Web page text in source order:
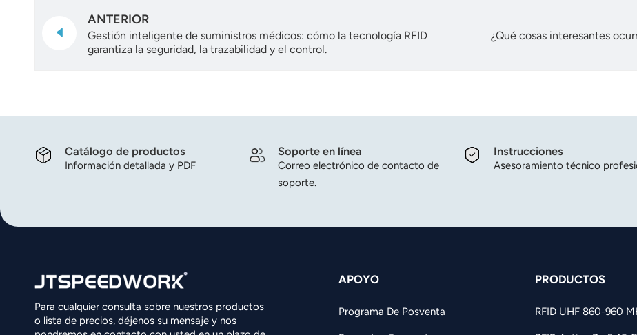
ANTERIOR
Gestión inteligente de suministros médicos: cómo la tecnología RFID
garantiza la seguridad, la trazabilidad y el control.
¿Qué cosas interesantes
Catálogo de productos
Información detallada y PDF
Soporte en línea
Correo electrónico de contacto de
soporte.
Instrucciones
Asesoramiento técnico
Para cualquier consulta sobre nuestros productos
o lista de precios, déjenos su mensaje y nos
APOYO
Programa De Posventa
PRODUCTOS
RFID UHF 860-960